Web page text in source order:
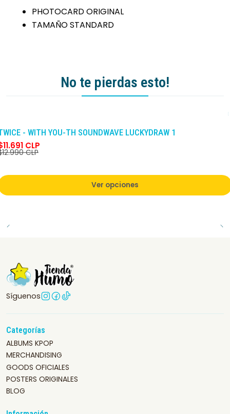
PHOTOCARD ORIGINAL
TAMAÑO STANDARD
No te pierdas esto!
- WITH YOU-TH SOUNDWAVE LUCKYDRAW 1
CLP
CLP
Ver opciones
Síguenos
Categorías
ALBUMS KPOP
MERCHANDISING
GOODS OFICIALES
POSTERS ORIGINALES
BLOG